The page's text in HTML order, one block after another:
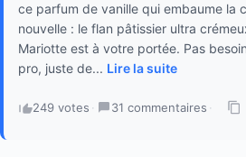
ce parfum de vanille qui embaume la
nouvelle : le flan pâtissier ultra
Mariotte est à votre portée. Pas
pro, juste de... Lire la suite
249 votes · 31 commentaires ·